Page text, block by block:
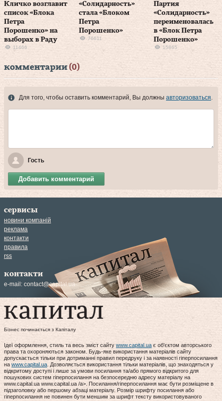
Кличко возглавит
список «Блока
Петра
Порошенко» на
выборах в Раду
11466
«Солидарность»
стала «Блоком
Петра
Порошенко»
76611
Партия
«Солидарность»
переименовалась
в «Блок Петра
Порошенко»
15865
комментарии (0)
Для того, чтобы оставить комментарий, Вы должны авторизоваться.
Гость
Добавить комментарий
сервисы
новини компаній
реклама
контакти
правила
rss
контакти
e-mail: contact@capital.ua
Бізнес починається з Капіталу
Ідеї оформлення, стиль та весь зміст сайту www.capital.ua є об'єктом авторського
права та охороняються законом. Будь-яке використання матеріалів сайту
допускається тільки при дотриманні правил передруку і за наявності гіперпосилання
на www.capital.ua. Дозволяється використання тільки матеріалів, що знаходяться у
відкритому доступі і лише за умови посилання та/або прямого відкритого для
пошукових систем гіперпосилання на безпосередню адресу матеріалу на
www.capital.ua www.capital.ua /a>. Посилання/гіперпосилання має бути розміщене в
підзаголовку або першому абзаці матеріалу. Розмір шрифту посилання або
гіперпосилання не повинен бути меншим за шрифт тексту використовуваного